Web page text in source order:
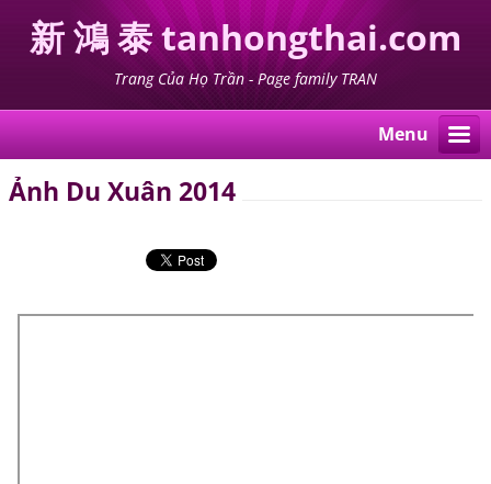
新 鴻 泰 tanhongthai.com
Trang Của Họ Trần - Page family TRAN
Menu
Ảnh Du Xuân 2014